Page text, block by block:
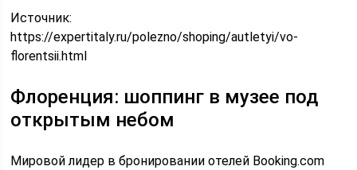
Источник:
https://expertitaly.ru/polezno/shoping/autletyi/vo-
florentsii.html
Флоренция: шоппинг в музее под
открытым небом
Мировой лидер в бронировании отелей Booking.com